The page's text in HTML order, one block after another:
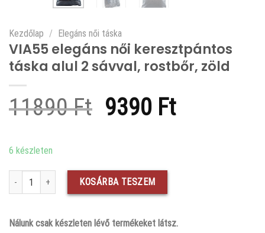
Kezdőlap / Elegáns női táska
VIA55 elegáns női keresztpántos
táska alul 2 sávval, rostbőr, zöld
11890Ft Original
11890 Ft.
9390 FtCurrent
6 készleten
VIA55 elegáns női keresztpántos táska alul 2 sávval, rostbőr, zöld
KOSÁRBA TESZEM
Nálunk csak készleten lévő termékeket látsz.